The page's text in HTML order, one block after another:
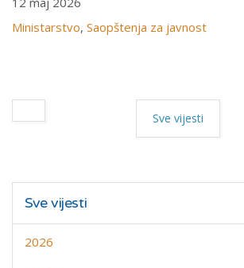
Ministarstvo, Saopštenja za javnost
Sve vijesti
Sve vijesti
2026